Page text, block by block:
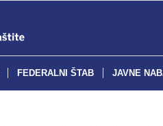
FEDERALNI ŠTAB JAVNE